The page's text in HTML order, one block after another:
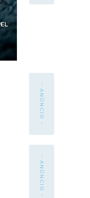
- ANÚNCIO -
- ANÚNCIO -